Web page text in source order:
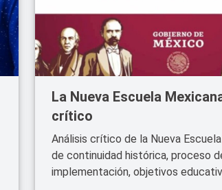
La Nueva Escuela
crítico
Análisis crítico de la Nueva
de continuidad histórica, proceso
implementación, objetivos